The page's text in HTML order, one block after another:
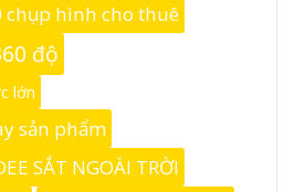
chụp hình cho thuê
độ
lớn
sản phẩm
SẮT NGOÀI TRỜI